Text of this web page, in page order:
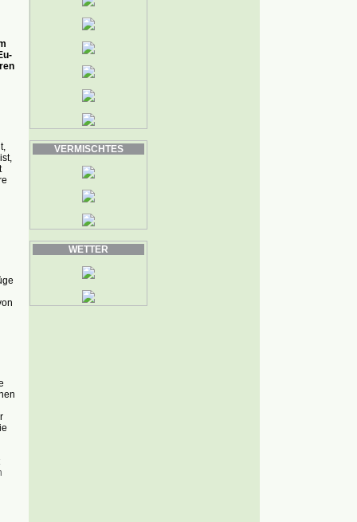
VERMISCHTES
WETTER